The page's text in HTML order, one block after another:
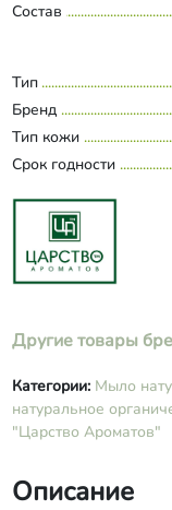
Состав
Тип
Бренд
Тип кожи
Срок годности
Другие товары
Категории: Мыло
натуральное
"Царство Ароматов"
Описание